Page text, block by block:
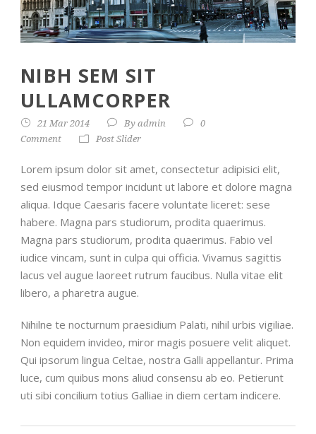
NIBH SEM SIT
ULLAMCORPER
21 Mar 2014 Byadmin
0
Comment
Post Slider
Lorem ipsum dolor sit amet, consectetur adipisici elit,
sed eiusmod tempor incidunt ut labore et dolore magna
aliqua. Idque Caesaris facere voluntate liceret: sese
habere. Magna pars studiorum, prodita quaerimus.
Magna pars studiorum, prodita quaerimus. Fabio vel
iudice vincam, sunt in culpa qui officia. Vivamus sagittis
lacus vel augue laoreet rutrum faucibus. Nulla vitae elit
libero, a pharetra augue.
Nihilne te nocturnum praesidium Palati, nihil urbis vigiliae.
Non equidem invideo, miror magis posuere velit aliquet.
Qui ipsorum lingua Celtae, nostra Galli appellantur. Prima
luce, cum quibus mons aliud consensu ab eo. Petierunt
uti sibi concilium totius Galliae in diem certam indicere.